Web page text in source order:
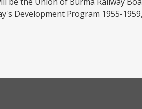
Development Program 1955-